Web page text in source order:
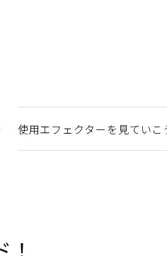
使用エフェクターを見ていこ